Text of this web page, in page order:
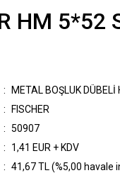
HM 5*52
METAL BOŞLUK DÜBELİ
FISCHER
50907
1,41 EUR + KDV
41,67 TL (%5,00 havale